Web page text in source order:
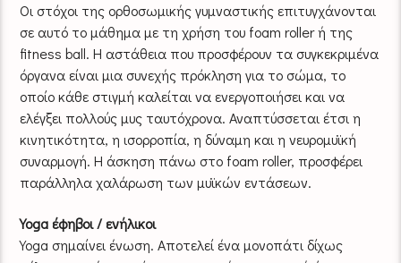
Oι στόχοι της ορθοσωμικής γυμναστικής επιτυγχάνονται
σε αυτό το μάθημα με τη χρήση του foam roller ή της
fitness ball. Η αστάθεια που προσφέρουν τα συγκεκριμένα
όργανα είναι μια συνεχής πρόκληση για το σώμα, το
οποίο κάθε στιγμή καλείται να ενεργοποιήσει και να
ελέγξει πολλούς μυς ταυτόχρονα. Αναπτύσσεται έτσι η
κινητικότητα, η ισορροπία, η δύναμη και η νευρομυϊκή
συναρμογή. Η άσκηση πάνω στο foam roller, προσφέρει
παράλληλα χαλάρωση των μυϊκών εντάσεων.
Yoga έφηβοι / ενήλικοι
Yoga σημαίνει ένωση. Αποτελεί ένα μονοπάτι δίχως